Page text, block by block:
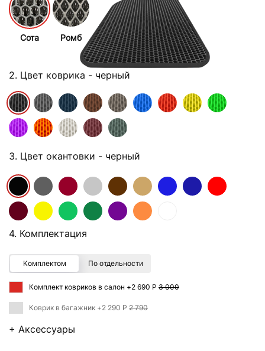
Сота Ромб
2. Цвет коврика - черный
3. Цвет окантовки - черный
4. Комплектация
Комплектом По отдельности
Комплект ковриков в салон +2 690 Р 3 000
Коврик в багажник +2 290 Р 2 790
+ Аксессуары